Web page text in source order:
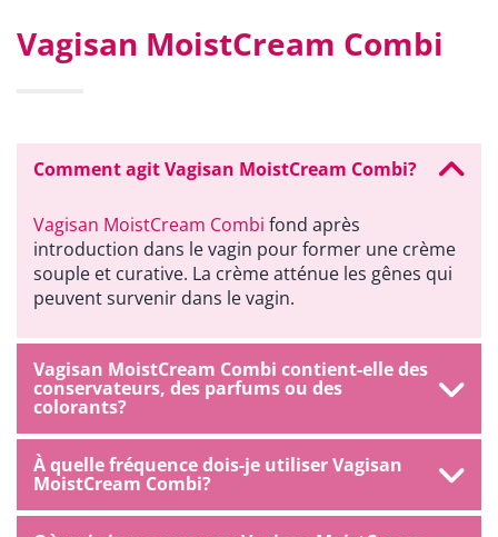
Vagisan MoistCream Combi
Comment agit Vagisan MoistCream Combi?
Vagisan MoistCream Combi fond après
introduction dans le vagin pour former une crème
souple et curative. La crème atténue les gênes qui
peuvent survenir dans le vagin.
Vagisan MoistCream Combi contient-elle des
conservateurs, des parfums ou des
colorants?
À quelle fréquence dois-je utiliser Vagisan
MoistCream Combi?